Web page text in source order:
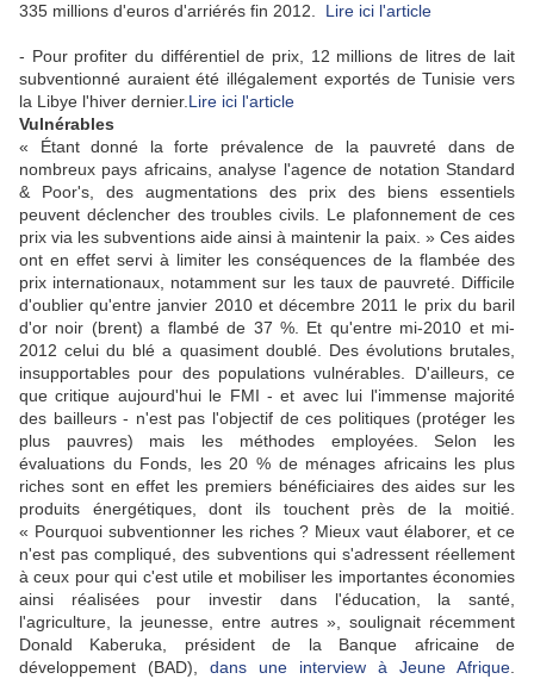
335 millions d'euros d'arriérés fin 2012. Lire ici l'article
- Pour profiter du différentiel de prix, 12 millions de litres de lait
subventionné auraient été illégalement exportés de Tunisie vers
la Libye l'hiver dernier. Lire ici l'article
Vulnérables
« Étant donné la forte prévalence de la pauvreté dans de
nombreux pays africains, analyse l'agence de notation Standard
& Poor's, des augmentations des prix des biens essentiels
peuvent déclencher des troubles civils. Le plafonnement de ces
prix via les subventions aide ainsi à maintenir la paix. » Ces aides
ont en effet servi à limiter les conséquences de la flambée des
prix internationaux, notamment sur les taux de pauvreté. Difficile
d'oublier qu'entre janvier 2010 et décembre 2011 le prix du baril
d'or noir (brent) a flambé de 37 %. Et qu'entre mi-2010 et mi-
2012 celui du blé a quasiment doublé. Des évolutions brutales,
insupportables pour des populations vulnérables. D'ailleurs, ce
que critique aujourd'hui le FMI - et avec lui l'immense majorité
des bailleurs - n'est pas l'objectif de ces politiques (protéger les
plus pauvres) mais les méthodes employées. Selon les
évaluations du Fonds, les 20 % de ménages africains les plus
riches sont en effet les premiers bénéficiaires des aides sur les
produits énergétiques, dont ils touchent près de la moitié.
« Pourquoi subventionner les riches ? Mieux vaut élaborer, et ce
n'est pas compliqué, des subventions qui s'adressent réellement
à ceux pour qui c'est utile et mobiliser les importantes économies
ainsi réalisées pour investir dans l'éducation, la santé,
l'agriculture, la jeunesse, entre autres », soulignait récemment
Donald Kaberuka, président de la Banque africaine de
développement (BAD), dans une interview à Jeune Afrique